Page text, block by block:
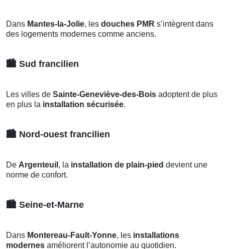
Dans Mantes-la-Jolie, les douches PMR s’intègrent dans
des logements modernes comme anciens.
🏙️ Sud francilien
Les villes de Sainte-Geneviève-des-Bois adoptent de plus
en plus la installation sécurisée.
🏙️ Nord-ouest francilien
De Argenteuil , la installation de plain-pied devient une
norme de confort.
🏙️ Seine-et-Marne
Dans Montereau-Fault-Yonne, les installations
modernes améliorent l’autonomie au quotidien.